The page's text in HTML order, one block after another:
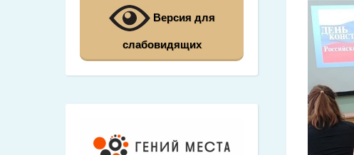
Версия для
слабовидящих